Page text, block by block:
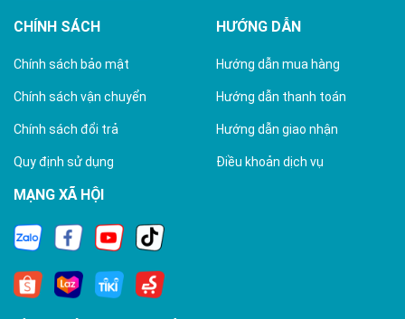
CHÍNH SÁCH
Chính sách bảo mật
Chính sách vận chuyển
Chính sách đổi trả
Quy định sử dụng
HƯỚNG DẪN
Hướng dẫn mua hàng
Hướng dẫn thanh toán
Hướng dẫn giao nhận
Điều khoản dịch vụ
MẠNG XÃ HỘI